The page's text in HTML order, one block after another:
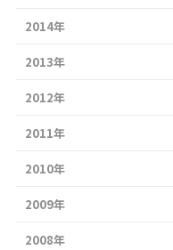
2014年
2013年
2012年
2011年
2010年
2009年
2008年